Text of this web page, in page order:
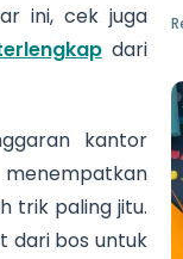
ini, cek juga
dari
kantor
trik paling jitu.
dari bos untuk